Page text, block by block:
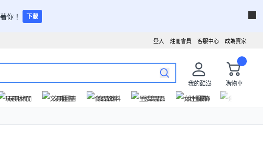
你！ 下載
成為賣家
客服中心
註冊會員
登入
我的酷澎
購物車
玩具休閒 文具圖書 食品飲料 生活用品 女性服飾